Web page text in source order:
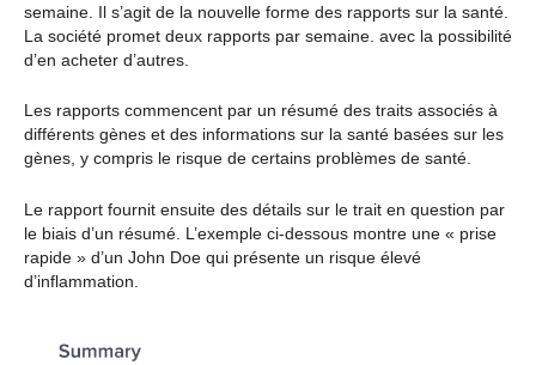
semaine. Il s’agit de la nouvelle forme des rapports sur la santé.
La société promet deux rapports par semaine. avec la possibilité
d’en acheter d’autres.
Les rapports commencent par un résumé des traits associés à
différents gènes et des informations sur la santé basées sur les
gènes, y compris le risque de certains problèmes de santé.
Le rapport fournit ensuite des détails sur le trait en question par
le biais d’un résumé. L’exemple ci-dessous montre une « prise
rapide » d’un John Doe qui présente un risque élevé
d’inflammation.